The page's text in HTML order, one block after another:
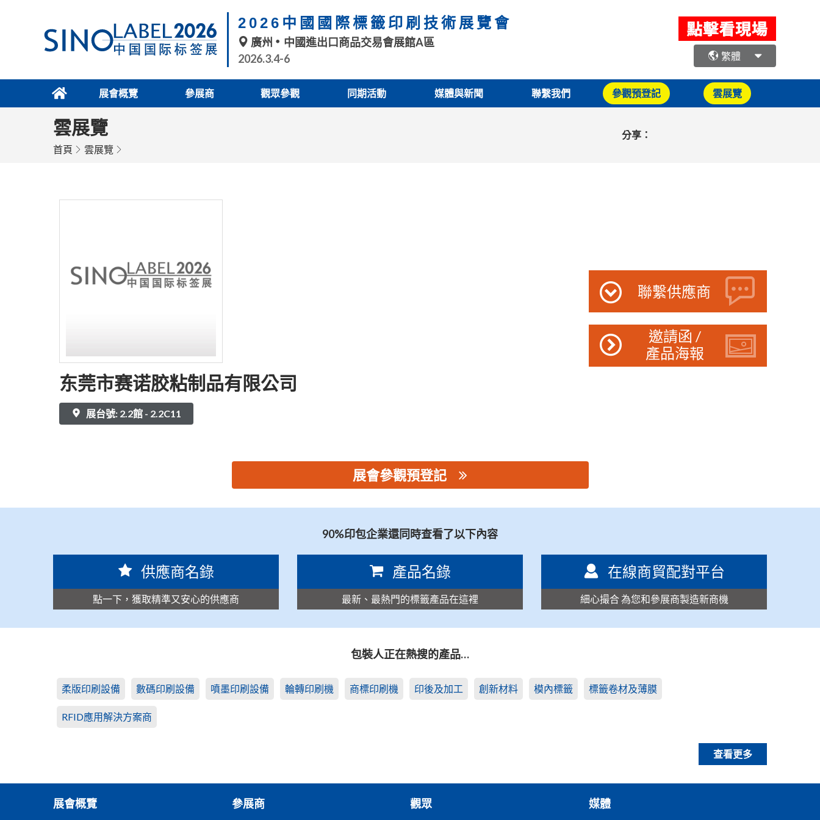
2026中國國際標籤印刷技術展覽會
廣州
中國進出口商品交易會展館A區
2026.3.4-6
繁體
展會概覽 參展商 觀眾參觀 同期活動 媒體與新聞 聯繫我們 參觀預登記 雲展覽
雲展覽
首頁 雲展覽
分享：
东莞市赛诺胶粘制品有限公司
展台號: 2.2館 - 2.2C11
聯繫供應商
邀請函 /
產品海報
展會參觀預登記
90%印包企業還同時查看了以下內容
供應商名錄
點一下，獲取精準又安心的供應商
產品名錄
最新、最熱門的標籤產品在這裡
在線商貿配對平台
細心撮合 為您和參展商製造新商機
包裝人正在熱搜的產品…
柔版印刷設備 數碼印刷設備 噴墨印刷設備 輪轉印刷機 商標印刷機 印後及加工 創新材料 模內標籤 標籤卷材及薄膜
RFID應用解決方案商
查看更多
展會概覽 參展商 觀眾 媒體